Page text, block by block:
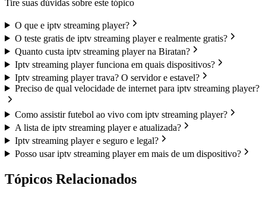
Tire suas dúvidas sobre este tópico
O que e iptv streaming player?
O teste gratis de iptv streaming player e realmente gratis?
Quanto custa iptv streaming player na Biratan?
Iptv streaming player funciona em quais dispositivos?
Iptv streaming player trava? O servidor e estavel?
Preciso de qual velocidade de internet para iptv streaming player?
Como assistir futebol ao vivo com iptv streaming player?
A lista de iptv streaming player e atualizada?
Iptv streaming player e seguro e legal?
Posso usar iptv streaming player em mais de um dispositivo?
Tópicos Relacionados